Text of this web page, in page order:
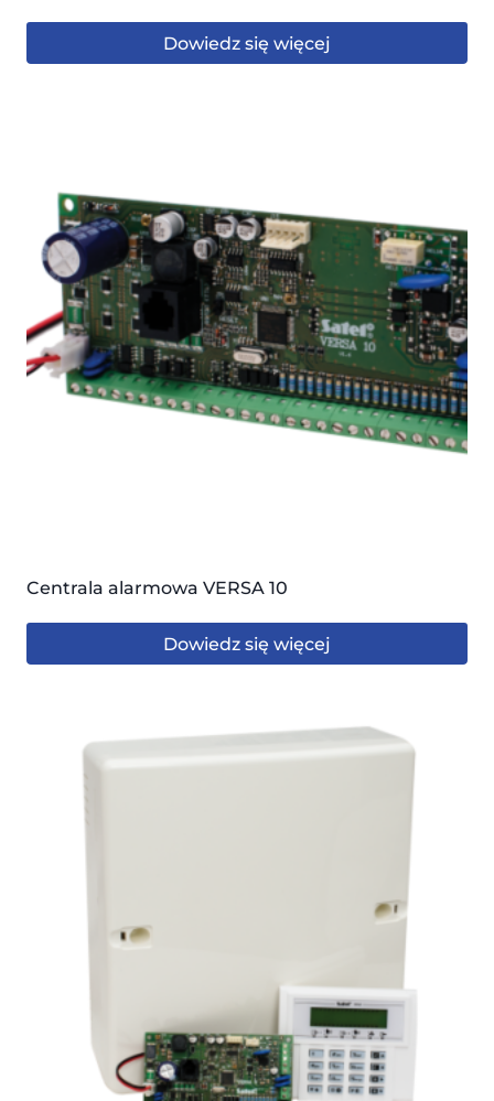
Dowiedz się więcej
Centrala alarmowa VERSA 10
Dowiedz się więcej